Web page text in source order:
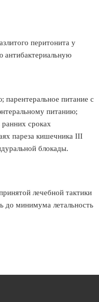
перитонита у
антибактериальную
питание с
питанию;
сроках
пареза кишечника III
блокады.
лечебной тактики
до минимума летальность